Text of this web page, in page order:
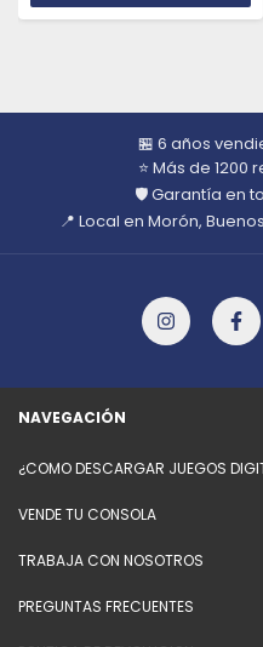
🏪 6 años
⭐ Más de
🛡️ Garantía en
📍 Local en Morón,
NAVEGACIÓN
¿COMO DESCARGAR JUEGOS
VENDE TU CONSOLA
TRABAJA CON NOSOTROS
PREGUNTAS FRECUENTES